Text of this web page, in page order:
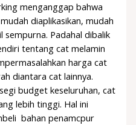
menganggap bahwa
diaplikasikan, mudah
sempurna. Padahal dibalik
tentang cat melamin
harga cat
diantara cat lainnya.
budget keseluruhan, cat
lebih tinggi. Hal ini
bahan penamcpur